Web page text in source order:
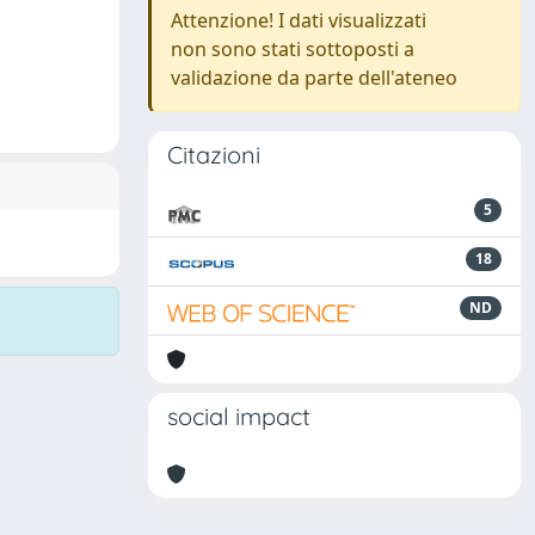
Attenzione! I dati visualizzati
non sono stati sottoposti a
validazione da parte dell'ateneo
Citazioni
5
18
ND
social impact